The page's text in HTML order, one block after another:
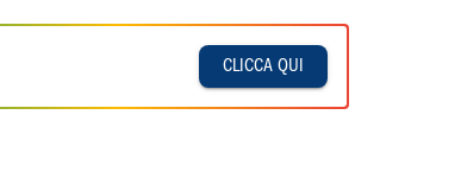
CLICCA QUI